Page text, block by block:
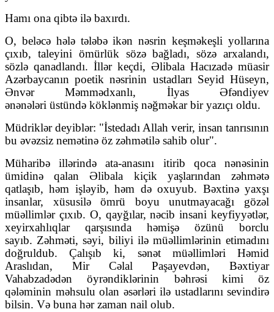
Hamı ona qibtə ilə baxırdı.
O, beləcə hələ tələbə ikən nəsrin keşməkeşli yollarına
çıxıb, taleyini ömürlük sözə bağladı, sözə arxalandı,
sözlə qanadlandı. İllər keçdi, Əlibala Hacızadə müasir
Azərbaycanın poetik nəsrinin ustadları Seyid Hüseyn,
Ənvər Məmmədxanlı, İlyas Əfəndiyev
ənənələri üstündə köklənmiş nəğməkar bir yazıçı oldu.
Müdriklər deyiblər: "İstedadı Allah verir, insan tanrısının
bu əvəzsiz nemətinə öz zəhmətilə sahib olur".
Müharibə illərində ata-anasını itirib qoca nənəsinin
ümidinə qalan Əlibala kiçik yaşlarından zəhmətə
qatlaşıb, həm işləyib, həm də oxuyub. Bəxtinə yaxşı
insanlar, xüsusilə ömrü boyu unutmayacağı gözəl
müəllimlər çıxıb. O, qayğılar, nəcib insani keyfiyyətlər,
xeyirxahlıqlar qarşısında həmişə özünü borclu
sayıb. Zəhməti, səyi, biliyi ilə müəllimlərinin etimadını
doğruldub. Çalışıb ki, sənət müəllimləri Həmid
Araslıdan, Mir Cəlal Paşayevdən, Bəxtiyar
Vahabzadədən öyrəndiklərinin bəhrəsi kimi öz
qələminin məhsulu olan əsərləri ilə ustadlarını sevindirə
bilsin. Və buna hər zaman nail olub.